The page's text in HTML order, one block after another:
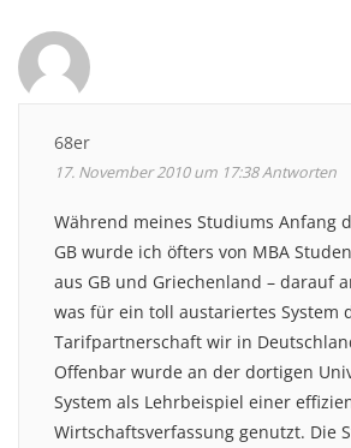
68er
17. November 2010 um 17:38Antworten
Während meines Studiums Anfang
GB wurde ich öfters von MBA
aus GB und Griechenland – darauf
was für ein toll austariertes System
Tarifpartnerschaft wir in
Offenbar wurde an der dortigen
System als Lehrbeispiel einer
Wirtschaftsverfassung genutzt. Die